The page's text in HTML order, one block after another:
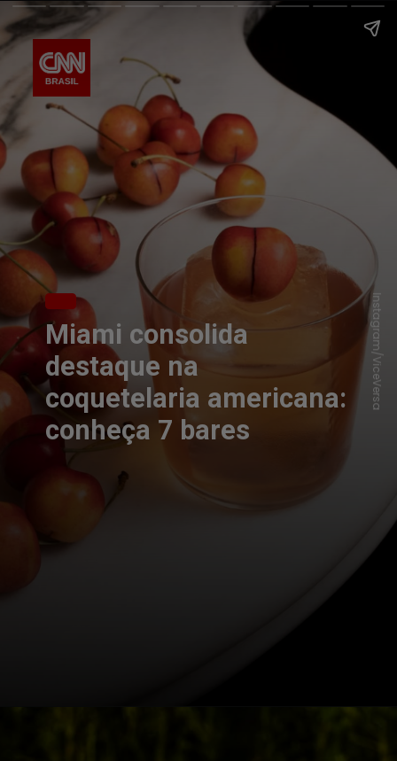
Miami consolida
destaque na
coquetelaria americana:
conheça 7 bares
Instagram/ViceVersa